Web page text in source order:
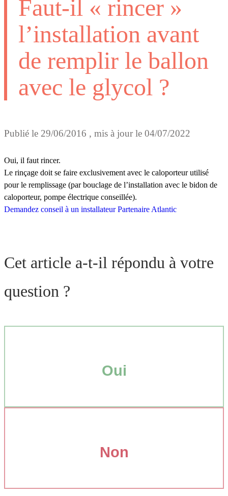
Faut-il « rincer »
l’installation avant
de remplir le ballon
avec le glycol ?
Publié le 29/06/2016 , mis à jour le 04/07/2022
Oui, il faut rincer.
Le rinçage doit se faire exclusivement avec le caloporteur utilisé
pour le remplissage (par bouclage de l’installation avec le bidon de
caloporteur, pompe électrique conseillée).
Demandez conseil à un installateur Partenaire Atlantic
Cet article a-t-il répondu à votre
question ?
Oui
Non